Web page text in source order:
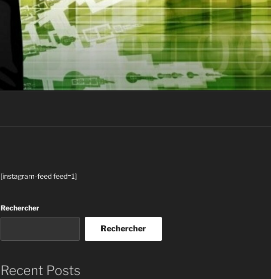
[instagram-feed feed=1]
Rechercher
Rechercher
Recent Posts